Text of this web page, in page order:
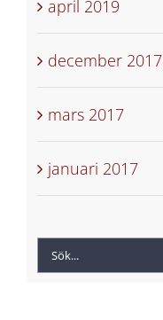
april 2019
december 2017
mars 2017
januari 2017
Sök